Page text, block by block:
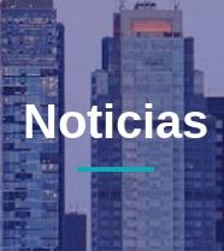
Noticias